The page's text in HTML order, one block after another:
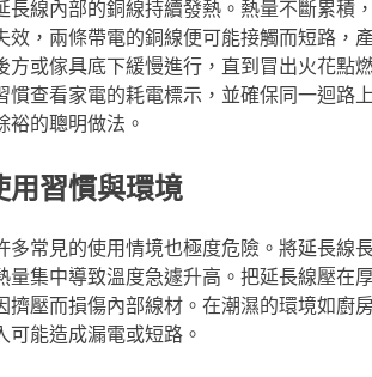
長線內部的銅線持續發熱。熱量不斷累積
效，兩條帶電的銅線便可能接觸而短路，
方或傢具底下緩慢進行，直到冒出火花點
慣查看家電的耗電標示，並確保同一迴路
裕的聰明做法。
用習慣與環境
多常見的使用情境也極度危險。將延長線
量集中導致溫度急遽升高。把延長線壓在
擠壓而損傷內部線材。在潮濕的環境如廚
可能造成漏電或短路。